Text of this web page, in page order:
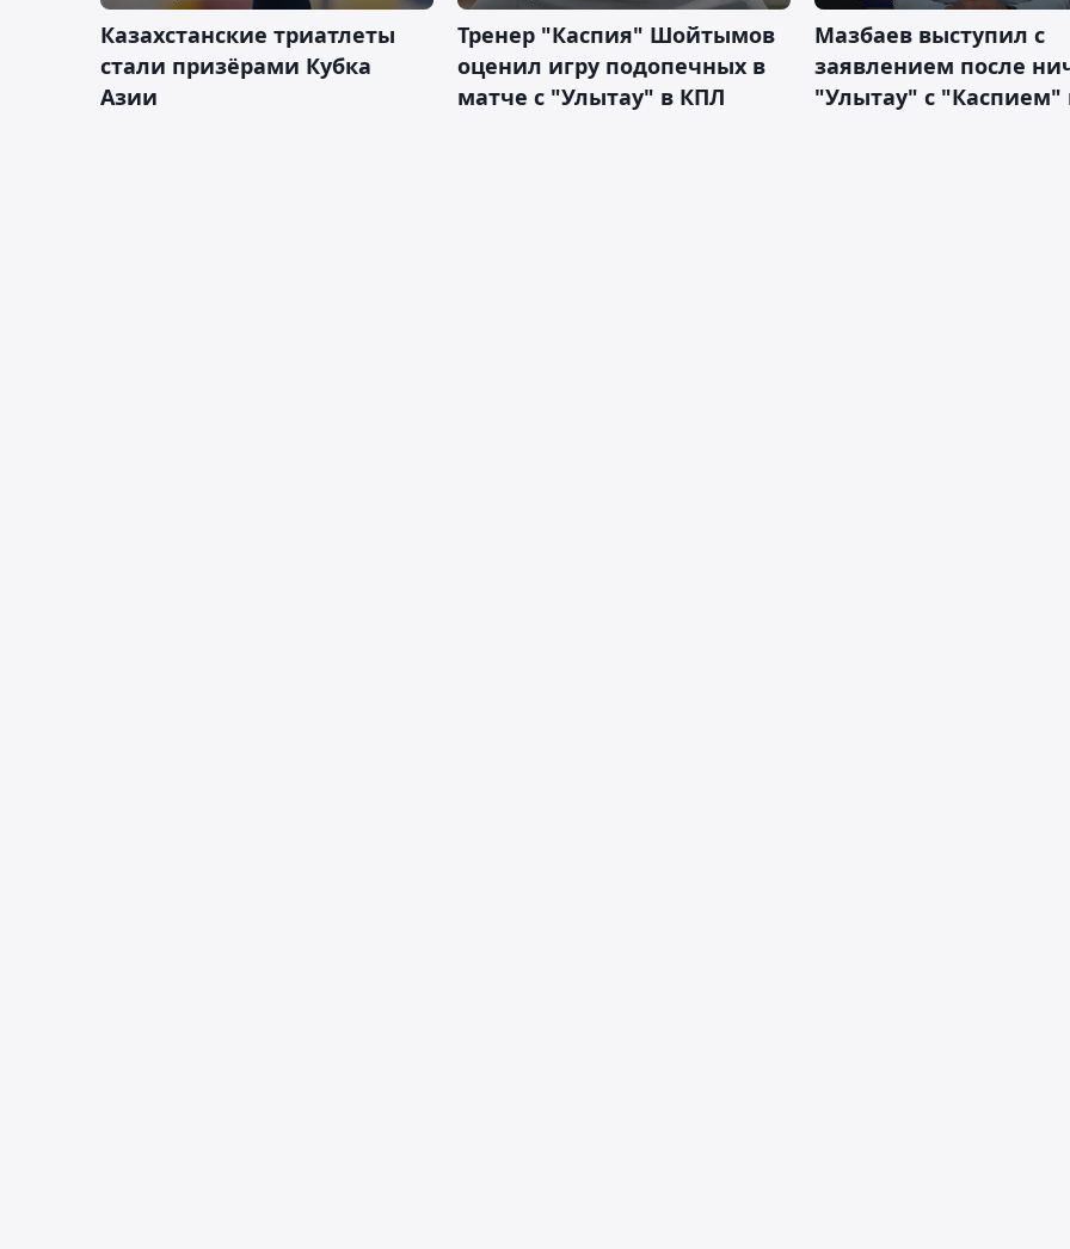
Казахстанские триатлеты
стали призёрами Кубка
Азии
Тренер "Каспия" Шойтымов
оценил игру подопечных в
матче с "Улытау" в КПЛ
Мазбаев выступил с
заявлением после
"Улытау" с "Каспием"